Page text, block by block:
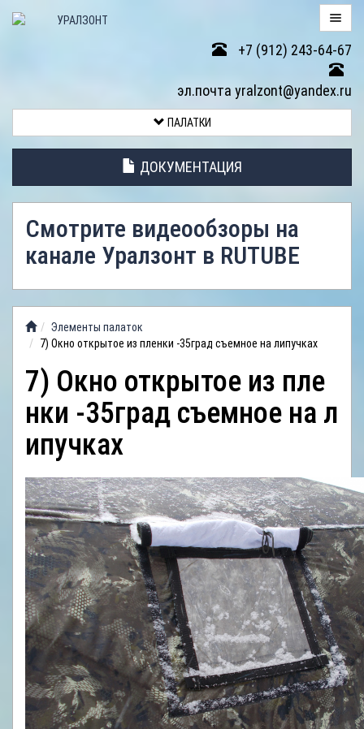
+7 (912) 243-64-67
эл.почта yralzont@yandex.ru
ТОВАРА
ПАЛАТОК
АНТИДОЖДЕВЫЕ
ТЕНТЫ
ВИДЕООБЗОР
ОТЗЫВЫ
КОНТАКТЫ
ПАЛАТКИ
ДОКУМЕНТАЦИЯ
Смотрите видеообзоры на
канале Уралзонт в RUTUBE
Элементы палаток
7) Окно открытое из пленки -35град съемное на липучках
7) Окно открытое из пле
нки -35град съемное на л
ипучках